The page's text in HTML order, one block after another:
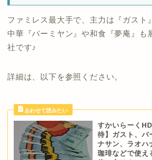
ファミレス最大手で、主力は『ガスト
中華『バーミヤン』や和食『夢庵』も
社です♪
詳細は、以下を参照ください。
すかいらーく
待】ガスト、バ
ナサン、ラオハ
珈琲などで使え